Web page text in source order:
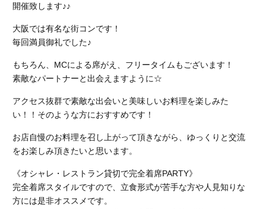
開催致します♪♪
大阪では有名な街コンです！
毎回満員御礼でした♪
もちろん、MCによる席がえ、フリータイムもございます！
素敵なパートナーと出会えますように☆
アクセス抜群で素敵な出会いと美味しいお料理を楽しみた
い！！そのような方におすすめです！
お店自慢のお料理を召し上がって頂きながら、ゆっくりと交流
をお楽しみ頂きたいと思います。
《オシャレ・レストラン貸切で完全着席PARTY》
完全着席スタイルですので、立食形式が苦手な方や人見知りな
方には是非オススメです。